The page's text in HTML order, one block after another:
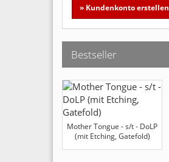
» Kundenkonto erstellen
Bestseller
Mother Tongue - s/t - DoLP
(mit Etching, Gatefold)